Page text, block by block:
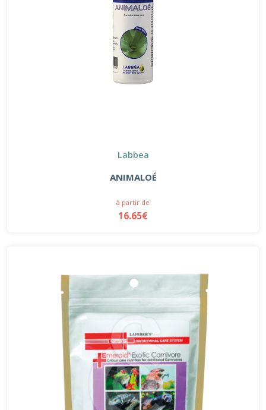
Labbea
ANIMALOÉ
à partir de
16.65€